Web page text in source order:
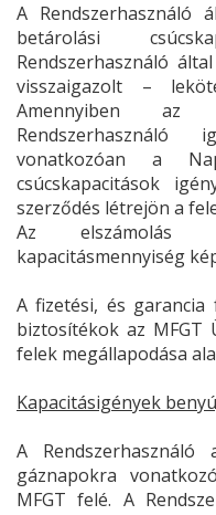
A Rendszerhasználó
betárolási
Rendszerhasználó
visszaigazolt –
Amennyiben az
vonatkozóan a
csúcskapacitások
szerződés létrejön a
Az elszámolás
kapacitásmennyiség
A fizetési, és
biztosítékok az MFGT
felek megállapodása
Kapacitásigények
A
gáznapokra
MFGT felé. A